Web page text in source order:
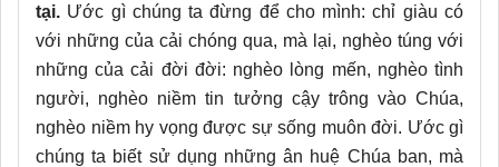
tại. Ước gì chúng ta đừng để cho mình: chỉ giàu có
với những của cải chóng qua, mà lại, nghèo túng với
những của cải đời đời: nghèo lòng mến, nghèo tình
người, nghèo niềm tin tưởng cậy trông vào Chúa,
nghèo niềm hy vọng được sự sống muôn đời. Ước gì
chúng ta biết sử dụng những ân huệ Chúa ban, mà